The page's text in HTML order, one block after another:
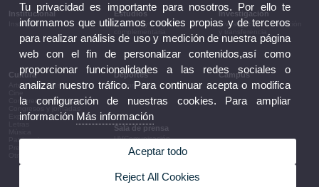
Institucional
Institucional
Estudios
Estudios y formación
Investigación
Investigación, innovación
Cultura
Artes escénicas
Conferencias y debates
Congresos y jornadas
Exposiciones
Patrimonio
Deportes
Deportes
Campus
Campus
Sala de prensa
UVComunicación
Notas de prensa
Agenda de gobierno
Información corporativa
Tu privacidad es importante para nosotros. Por ello te
informamos que utilizamos cookies propias y de terceros
para realizar análisis de uso y medición de nuestra página
web con el fin de personalizar contenidos,así como
proporcionar funcionalidades a las redes sociales o
analizar nuestro tráfico. Para continuar acepta o modifica
la configuración de nuestras cookies. Para ampliar
información Más información
Aceptar todo
Reject All Cookies